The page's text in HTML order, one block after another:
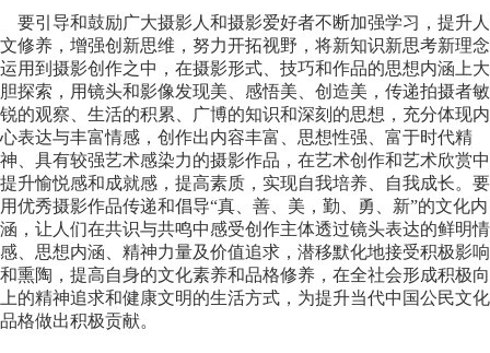
要引导和鼓励广大摄影人和摄影爱好者不断加强学习，提升人
文修养，增强创新思维，努力开拓视野，将新知识新思考新理念
运用到摄影创作之中，在摄影形式、技巧和作品的思想内涵上大
胆探索，用镜头和影像发现美、感悟美、创造美，传递拍摄者敏
锐的观察、生活的积累、广博的知识和深刻的思想，充分体现内
心表达与丰富情感，创作出内容丰富、思想性强、富于时代精
神、具有较强艺术感染力的摄影作品，在艺术创作和艺术欣赏中
提升愉悦感和成就感，提高素质，实现自我培养、自我成长。要
用优秀摄影作品传递和倡导“真、善、美，勤、勇、新”的文化内
涵，让人们在共识与共鸣中感受创作主体透过镜头表达的鲜明情
感、思想内涵、精神力量及价值追求，潜移默化地接受积极影响
和熏陶，提高自身的文化素养和品格修养，在全社会形成积极向
上的精神追求和健康文明的生活方式，为提升当代中国公民文化
品格做出积极贡献。